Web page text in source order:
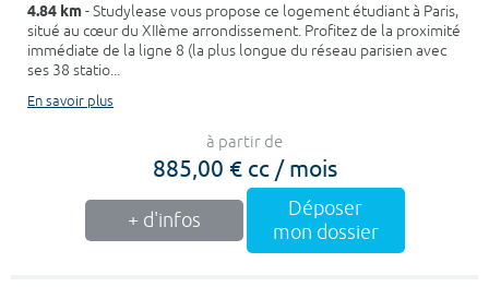
4.84 km- Studylease vous propose ce logement étudiant à Paris,
situé au cœur du XIIème arrondissement. Profitez de la proximité
immédiate de la ligne 8 (la plus longue du réseau parisien avec
ses 38 statio...
En savoir plus
à partir de
885,00 € cc / mois
+ d'infos
Déposer
mon dossier